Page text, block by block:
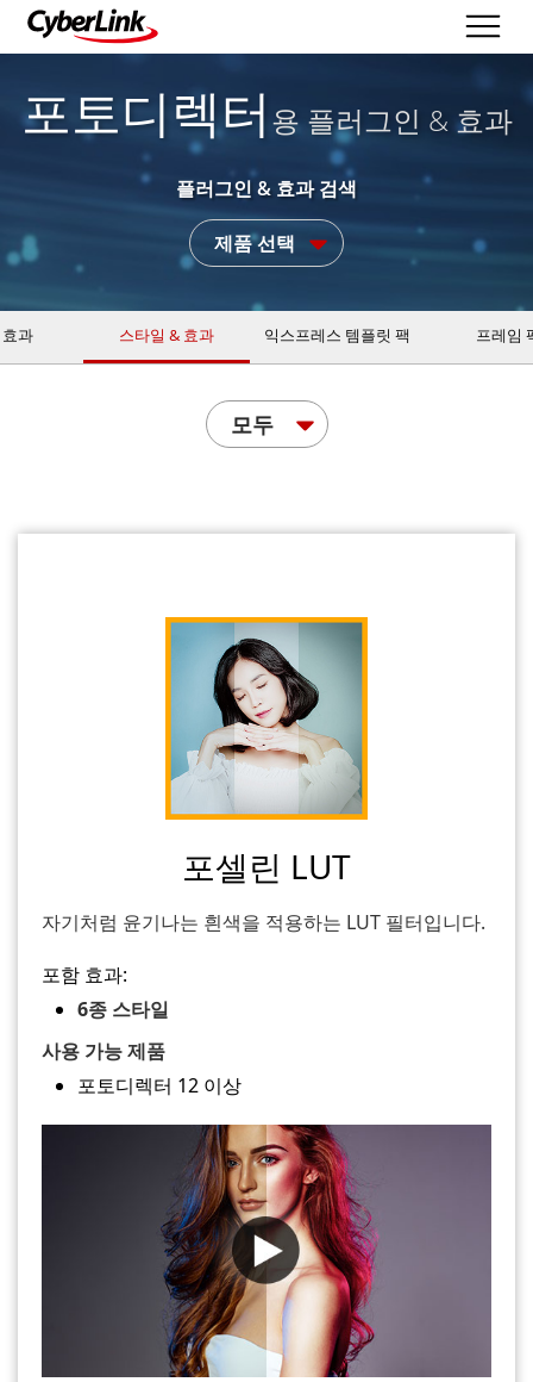
포토디렉터 용 플러그인 & 효과
플러그인 & 효과 검색
제품 선택
과 스타일 & 효과 익스프레스 템플릿 팩 프레임
모두
포셀린 LUT
자기처럼 윤기나는 흰색을 적용하는 LUT 필터입니다.
포함 효과:
6종 스타일
사용 가능 제품
포토디렉터 12 이상